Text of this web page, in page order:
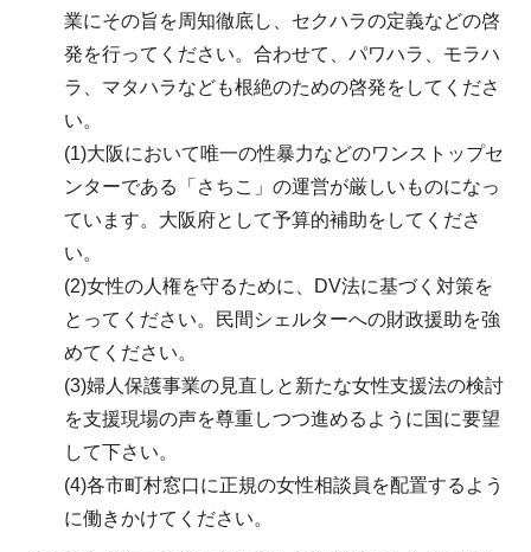
業にその旨を周知徹底し、セクハラの定義などの啓
発を行ってください。合わせて、パワハラ、モラハ
ラ、マタハラなども根絶のための啓発をしてくださ
い。
(1)大阪において唯一の性暴力などのワンストップセ
ンターである「さちこ」の運営が厳しいものになっ
ています。大阪府として予算的補助をしてくださ
い。
(2)女性の人権を守るために、DV法に基づく対策を
とってください。民間シェルターへの財政援助を強
めてください。
(3)婦人保護事業の見直しと新たな女性支援法の検討
を支援現場の声を尊重しつつ進めるように国に要望
して下さい。
(4)各市町村窓口に正規の女性相談員を配置するよう
に働きかけてください。